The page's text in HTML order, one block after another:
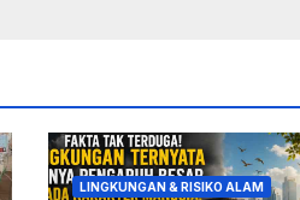
LINGKUNGAN & RISIKO ALAM